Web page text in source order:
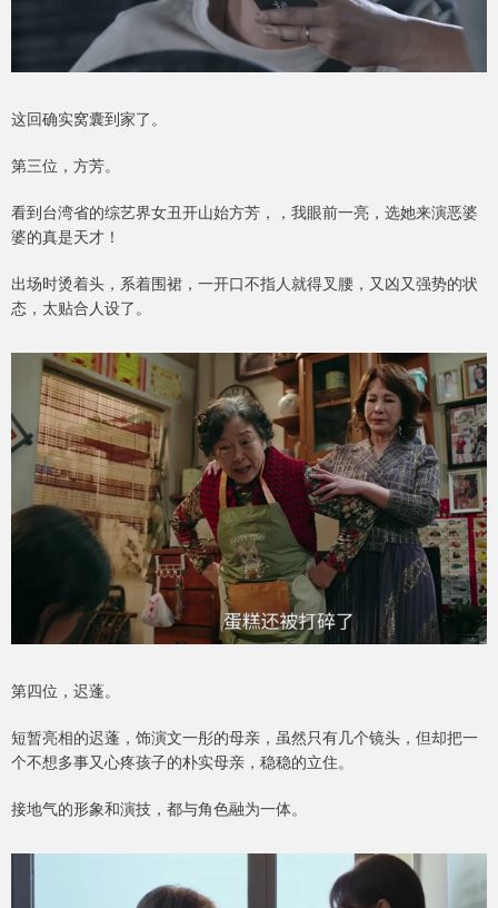
这回确实窝囊到家了。
第三位，方芳。
看到台湾省的综艺界女丑开山始方芳，，我眼前一亮，选她来演恶婆
婆的真是天才！
出场时烫着头，系着围裙，一开口不指人就得叉腰，又凶又强势的状
态，太贴合人设了。
第四位，迟蓬。
短暂亮相的迟蓬，饰演文一彤的母亲，虽然只有几个镜头，但却把一
个不想多事又心疼孩子的朴实母亲，稳稳的立住。
接地气的形象和演技，都与角色融为一体。